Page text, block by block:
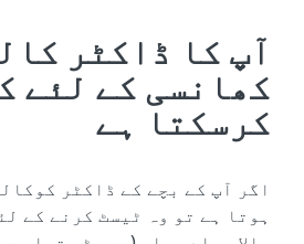
آپ کا ڈاکٹر
کھانسی کے لئے
کرسکتا ہے
اگر آپ کے بچے کے ڈاکٹر
ہوتا ہے تو وہ ٹیسٹ کرنے کے